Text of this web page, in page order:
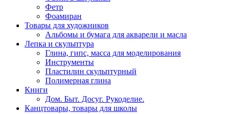
Фетр
Фоамиран
Товары для художников
Альбомы и бумага для акварели и масла
Лепка и скульптура
Глина, гипс, масса для моделирования
Инструменты
Пластилин скульптурный
Полимерная глина
Книги
Дом. Быт. Досуг. Рукоделие.
Канцтовары, товары для школы